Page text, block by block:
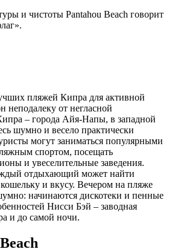
и чистоты Pantahou Beach говорит
пляжей Кипра для активной
неподалеку от негласной
– города Айя-Напы, в западной
шумно и весело практически
могут заниматься популярными
спортом, посещать
и увеселительные заведения.
отдыхающий может найти
и вкусу. Вечером на пляже
начинаются дискотеки и пенные
Нисси Бэй – заводная
и до самой ночи.